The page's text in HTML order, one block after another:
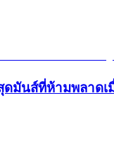
ดมันส์ที่ห้ามพลาด